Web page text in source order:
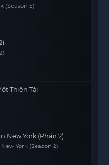
(Season 5)
Thiên Tài
New York (Phần 2)
York (Season 2)